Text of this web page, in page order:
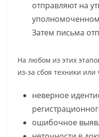
отправляют на
Затем письма
На любом из этих
из-за сбоя техники или
неверное
ошибочное